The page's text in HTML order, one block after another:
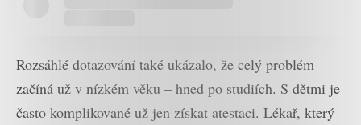
Rozsáhlé dotazování také ukázalo, že celý problém
začíná už v nízkém věku – hned po studiích. S dětmi je
často komplikované už jen získat atestaci. Lékař, který